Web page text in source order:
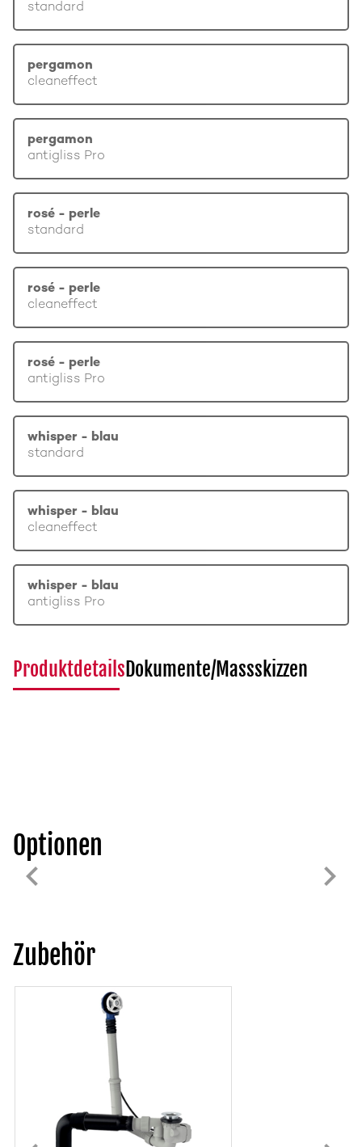
standard
pergamon
cleaneffect
pergamon
antigliss Pro
rosé - perle
standard
rosé - perle
cleaneffect
rosé - perle
antigliss Pro
whisper - blau
standard
whisper - blau
cleaneffect
whisper - blau
antigliss Pro
ProduktdetailsDokumente/Massskizzen
Optionen
Zubehör